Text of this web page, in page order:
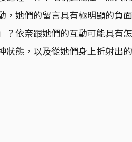
，她們的留言具有極明顯的負面
？依奈跟她們的互動可能具有怎
狀態，以及從她們身上折射出的